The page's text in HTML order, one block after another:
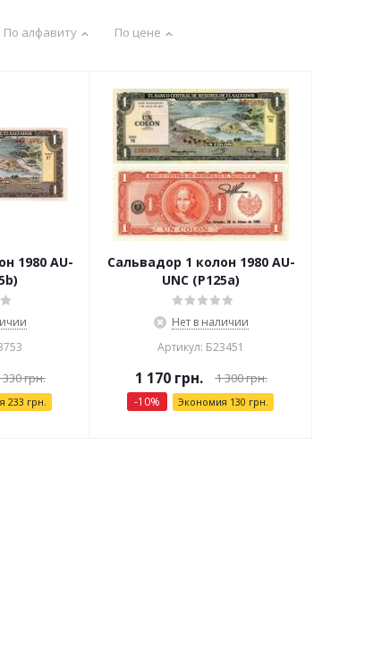
По алфавиту По цене
1980 AU-
грн.
233 грн.
Сальвадор 1 колон 1980 AU-
UNC (P125a)
Нет в наличии
Артикул: Б23451
1 170грн. 1 300грн.
-10% Экономия 130 грн.